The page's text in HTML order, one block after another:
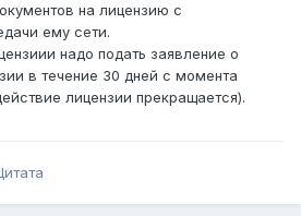
на лицензию с
ему сети.
надо подать заявление о
в течение 30 дней с момента
лицензии прекращается).